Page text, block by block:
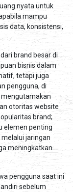
nyata untuk
mampu
data, konsistensi,
brand besar di
bisnis dalam
tetapi juga
pengguna, di
mengutamakan
otoritas website
brand;
elemen penting
jaringan
meningkatkan
pengguna saat ini
sebelum